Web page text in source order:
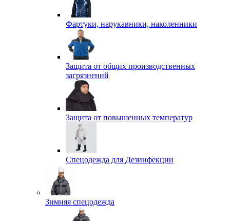
Фартуки, нарукавники, наколенники
Защита от общих производственных
загрязнений
Защита от повышенных температур
Спецодежда для Дезинфекции
Зимняя спецодежда